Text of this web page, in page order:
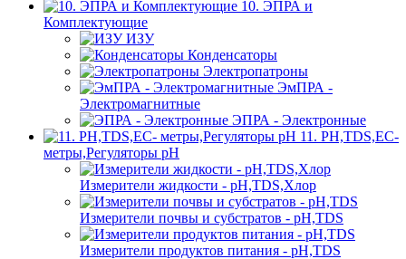
10. ЭПРА и
Комплектующие
ИЗУ
Конденсаторы
Электропатроны
ЭмПРА -
Электромагнитные
ЭПРА - Электронные
11. PH,TDS,EC-
метры,Регуляторы pН
Измерители жидкости - pH,TDS,Хлор
Измерители почвы и субстратов - pH,TDS
Измерители продуктов питания - pH,TDS